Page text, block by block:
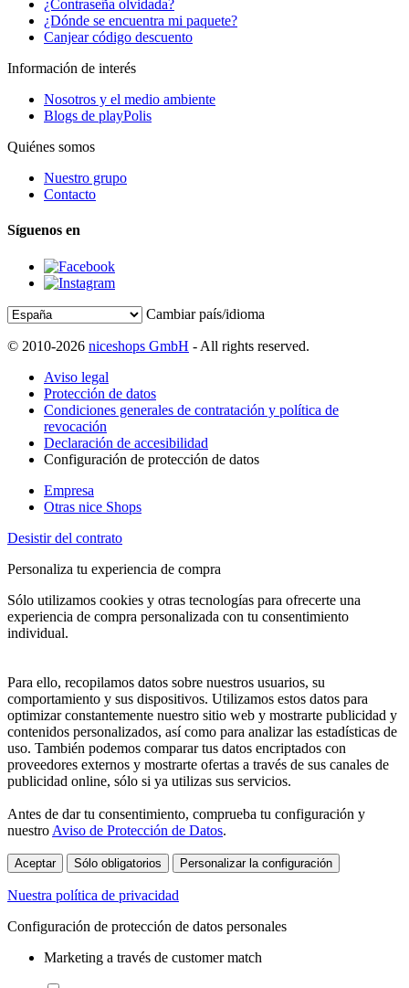
¿Contraseña olvidada?
¿Dónde se encuentra mi paquete?
Canjear código descuento
Información de interés
Nosotros y el medio ambiente
Blogs de playPolis
Quiénes somos
Nuestro grupo
Contacto
Síguenos en
Cambiar país/idioma
© 2010-2026 niceshops GmbH - All rights reserved.
Aviso legal
Protección de datos
Condiciones generales de contratación y política de
revocación
Declaración de accesibilidad
Configuración de protección de datos
Empresa
Otras nice Shops
Desistir del contrato
Personaliza tu experiencia de compra
Sólo utilizamos cookies y otras tecnologías para ofrecerte una
experiencia de compra personalizada con tu consentimiento
individual.
Para ello, recopilamos datos sobre nuestros usuarios, su
comportamiento y sus dispositivos. Utilizamos estos datos para
optimizar constantemente nuestro sitio web y mostrarte publicidad y
contenidos personalizados, así como para analizar las estadísticas de
uso. También podemos comparar tus datos encriptados con
proveedores externos y mostrarte ofertas a través de sus canales de
publicidad online, sólo si ya utilizas sus servicios.
Antes de dar tu consentimiento, comprueba tu configuración y
nuestro Aviso de Protección de Datos.
Aceptar Sólo obligatorios Personalizar la configuración
Nuestra política de privacidad
Configuración de protección de datos personales
Marketing a través de customer match